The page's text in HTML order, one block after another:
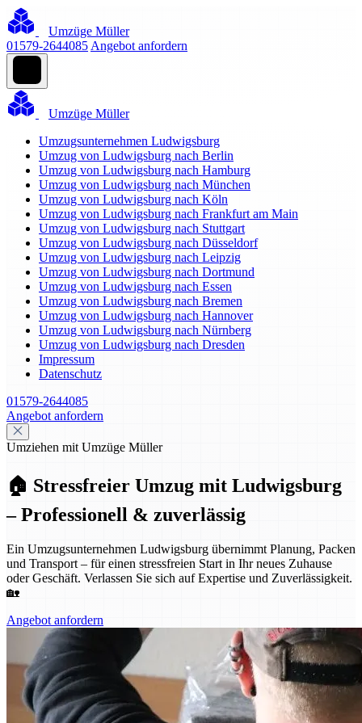
Umzüge Müller
01579-2644085 Angebot anfordern
Umzüge Müller
Umzugsunternehmen Ludwigsburg
Umzug von Ludwigsburg nach Berlin
Umzug von Ludwigsburg nach Hamburg
Umzug von Ludwigsburg nach München
Umzug von Ludwigsburg nach Köln
Umzug von Ludwigsburg nach Frankfurt am Main
Umzug von Ludwigsburg nach Stuttgart
Umzug von Ludwigsburg nach Düsseldorf
Umzug von Ludwigsburg nach Leipzig
Umzug von Ludwigsburg nach Dortmund
Umzug von Ludwigsburg nach Essen
Umzug von Ludwigsburg nach Bremen
Umzug von Ludwigsburg nach Hannover
Umzug von Ludwigsburg nach Nürnberg
Umzug von Ludwigsburg nach Dresden
Impressum
Datenschutz
01579-2644085
Angebot anfordern
Umziehen mit Umzüge Müller
🏠 Stressfreier Umzug mit Ludwigsburg
– Professionell & zuverlässig
Ein Umzugsunternehmen Ludwigsburg übernimmt Planung, Packen
und Transport – für einen stressfreien Start in Ihr neues Zuhause
oder Geschäft. Verlassen Sie sich auf Expertise und Zuverlässigkeit.
🏡
Angebot anfordern